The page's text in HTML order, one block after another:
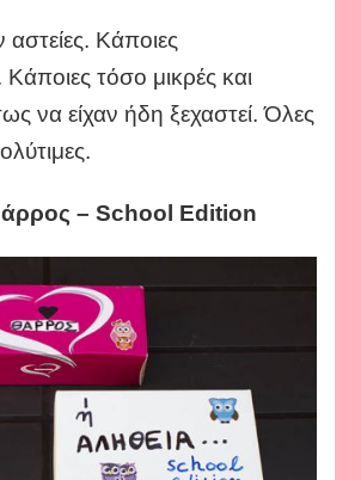
Κάποιες
Κάποιες τόσο μικρές και
να είχαν ήδη ξεχαστεί. Όλες
– School Edition